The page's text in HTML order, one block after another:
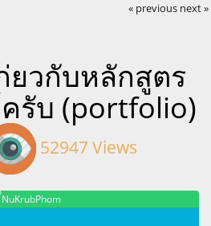
« previous next »
ยวกับหลักสูตร
รับ (portfolio)
52947 Views
์์NuKrubPhom